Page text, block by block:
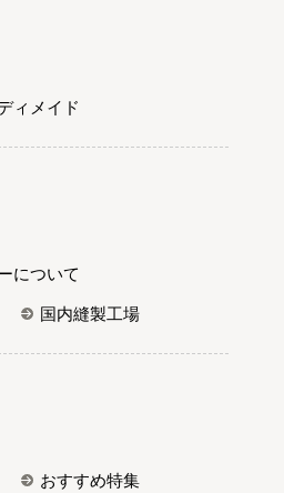
ィメイド
について
国内縫製工場
おすすめ特集